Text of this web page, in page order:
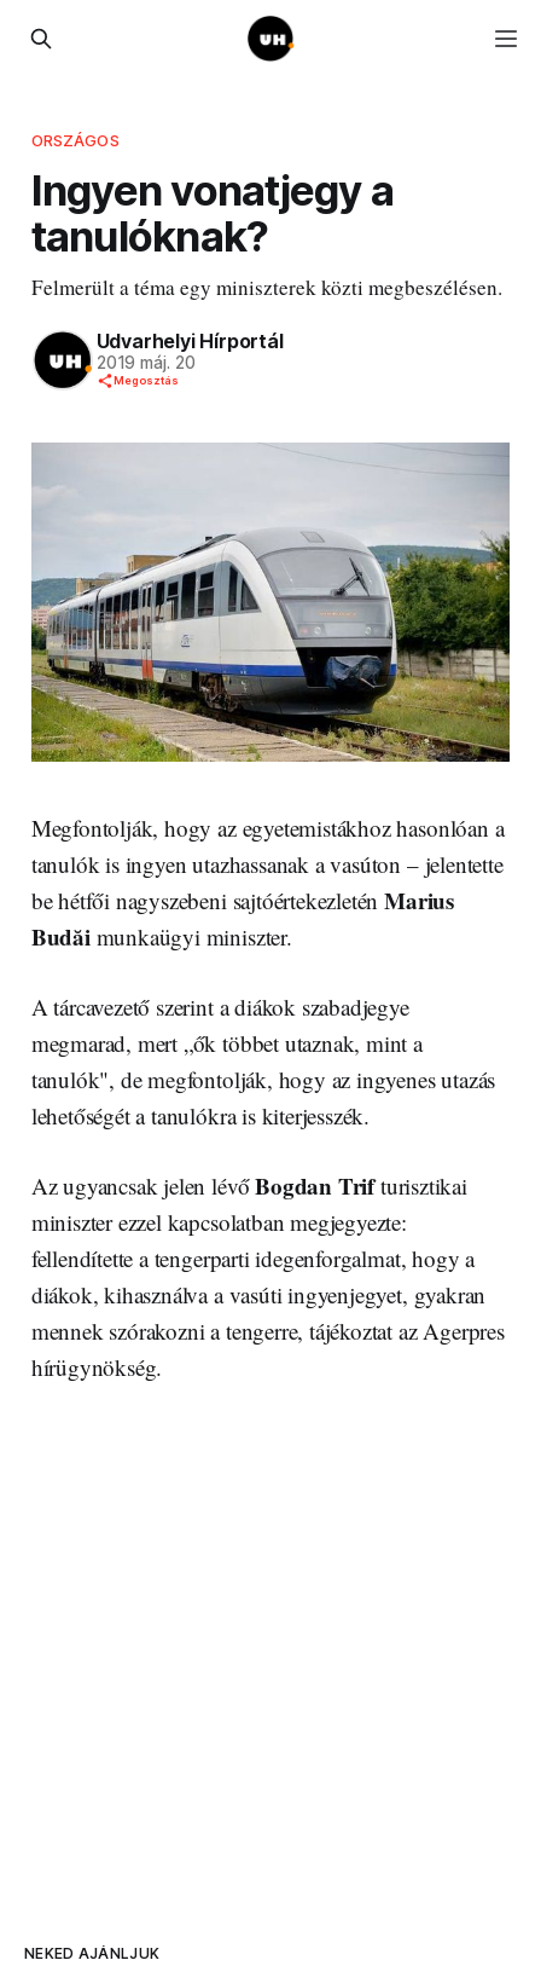
ORSZÁGOS
Ingyen vonatjegy a
tanulóknak?
Felmerült a téma egy miniszterek közti megbeszélésen.
Udvarhelyi Hírportál
2019 máj. 20
Megosztás
Megfontolják, hogy az egyetemistákhoz hasonlóan a
tanulók is ingyen utazhassanak a vasúton – jelentette
be hétfői nagyszebeni sajtóértekezleténMarius
Budăi munkaügyi miniszter.
A tárcavezető szerint a diákok szabadjegye
megmarad, mert „ők többet utaznak, mint a
tanulók", de megfontolják, hogy az ingyenes utazás
lehetőségét a tanulókra is kiterjesszék.
Az ugyancsak jelen lévőBogdan Trifturisztikai
miniszter ezzel kapcsolatban megjegyezte:
fellendítette a tengerparti idegenforgalmat, hogy a
diákok, kihasználva a vasúti ingyenjegyet, gyakran
mennek szórakozni a tengerre, tájékoztat az Agerpres
hírügynökség.
NEKED AJÁNLJUK